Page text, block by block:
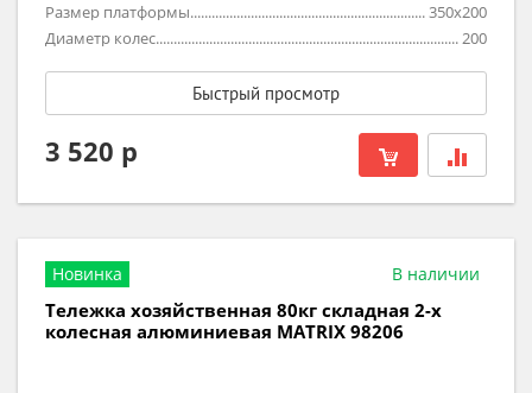
Размер платформы
350х200
Диаметр колес
200
Быстрый просмотр
3 520 р
Новинка В наличии
Тележка хозяйственная 80кг складная 2-х
колесная алюминиевая MATRIX 98206